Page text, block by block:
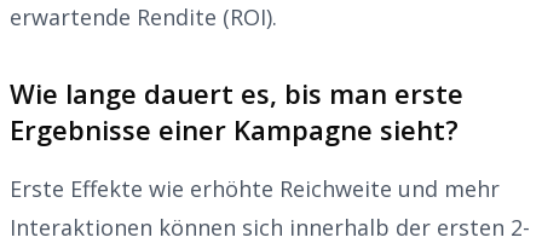
erwartende Rendite (ROI).
Wie lange dauert es, bis man erste
Ergebnisse einer Kampagne sieht?
Erste Effekte wie erhöhte Reichweite und mehr
Interaktionen können sich innerhalb der ersten 2-